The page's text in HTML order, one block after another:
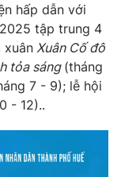
hấp dẫn với
tập trung 4
xuân Xuân Cố đô
tỏa sáng (tháng
7 - 9); lễ hội
- 12)..